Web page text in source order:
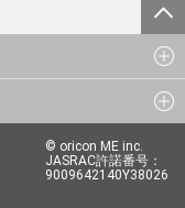
© oricon ME inc.
JASRAC許諾番号：
9009642140Y38026